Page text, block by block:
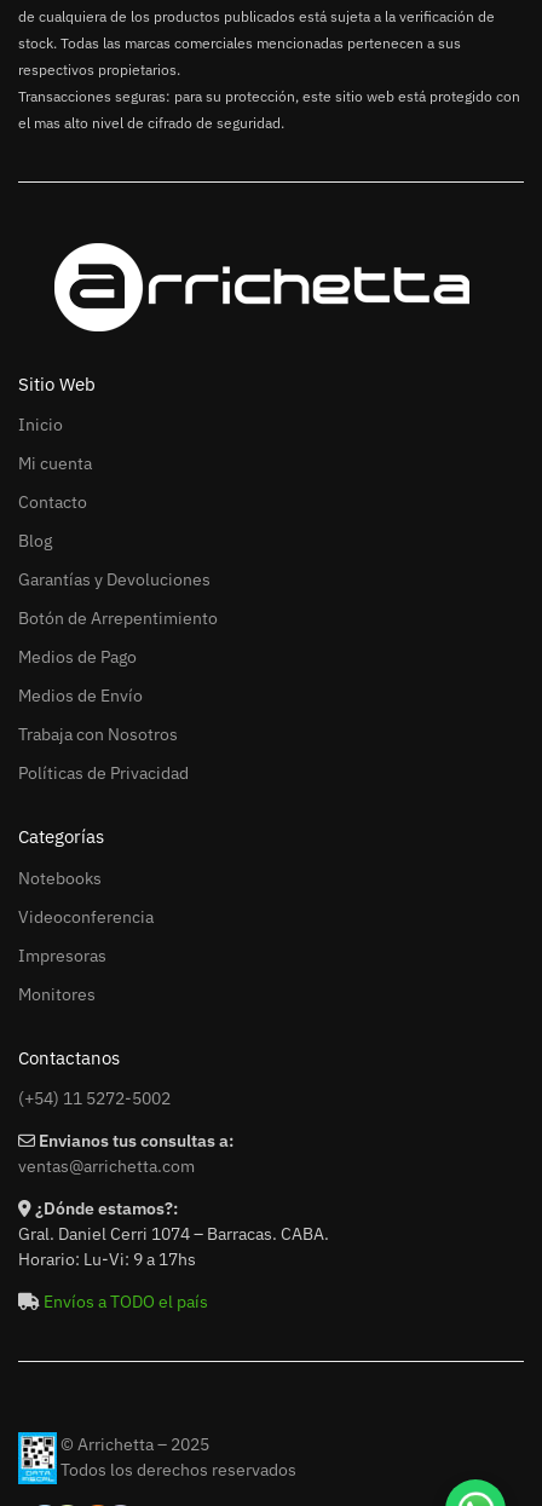
de cualquiera de los productos publicados está sujeta a la verificación de
stock. Todas las marcas comerciales mencionadas pertenecen a sus
respectivos propietarios.
Transacciones seguras: para su protección, este sitio web está protegido con
el mas alto nivel de cifrado de seguridad.
Sitio Web
Inicio
Mi cuenta
Contacto
Blog
Garantías y Devoluciones
Botón de Arrepentimiento
Medios de Pago
Medios de Envío
Trabaja con Nosotros
Políticas de Privacidad
Categorías
Notebooks
Videoconferencia
Impresoras
Monitores
Contactanos
(+54) 11 5272-5002
Envianos tus consultas a:
ventas@arrichetta.com
¿Dónde estamos?:
Gral. Daniel Cerri 1074 – Barracas. CABA.
Horario: Lu-Vi: 9 a 17hs
Envíos a TODO el país
© Arrichetta – 2025
Todos los derechos reservados